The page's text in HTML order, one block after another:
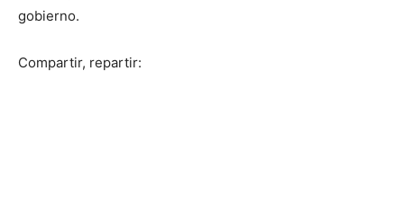
gobierno.
Compartir, repartir: